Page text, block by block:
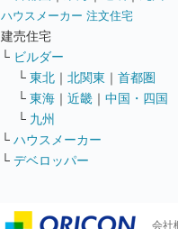
ハウスメーカー 注文住宅
建売住宅
└ ビルダー
└ 東北 ｜ 北関東 ｜ 首都圏
└ 東海 ｜ 近畿 ｜ 中国・四国
└ 九州
└ ハウスメーカー
└ デベロッパー
会社